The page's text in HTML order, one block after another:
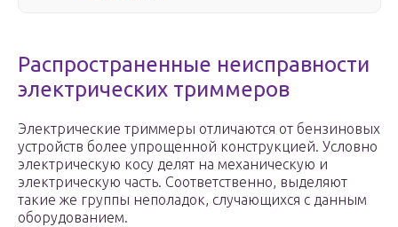
Распространенные неисправности
электрических триммеров
Электрические триммеры отличаются от бензиновых
устройств более упрощенной конструкцией. Условно
электрическую косу делят на механическую и
электрическую часть. Соответственно, выделяют
такие же группы неполадок, случающихся с данным
оборудованием.